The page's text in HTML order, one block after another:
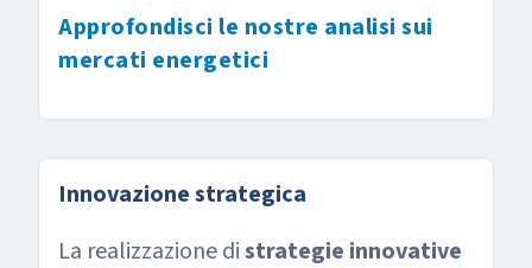
Approfondisci le nostre analisi sui
mercati energetici
Innovazione strategica
La realizzazione distrategie innovative